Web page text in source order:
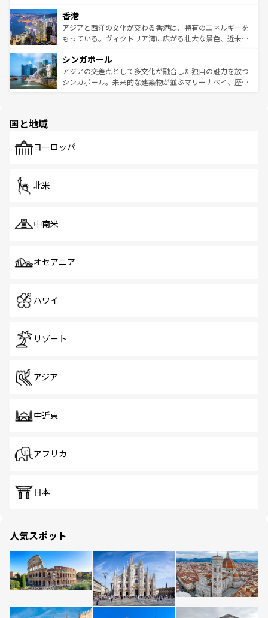
とつ。フォーやバインミー、ベトナムコーヒーなどは、ぜ
ひ現地で味わいたい。どの地域を訪れてもあたたかい人々
が旅行者を迎えてくれるので、きっと忘れられない旅にな
参照してほしい。
の活気が交差している。北部ではチェンマイなどの山岳地
帯で自然と触れ合い、南部ではプーケットやクラビの美し
いビーチでリゾート気分を楽しむことができる。タイ料理
激する。気候は一年中温暖で、どの季節にも異なる楽しみ
が待っている。親しみやすいタイの人々、仏教を中心とし
た文化、そして多様な観光資源が、訪れる旅人を魅了し続
香港
アジアと西洋の文化が交わる香港は、特有のエネルギーを
もっている。ヴィクトリア湾に広がる壮大な景色、近未来
み、どこを訪れても感動するはず。観光スポットが密集し
ており、効率よく見どころを回れるのも魅力。息をのむよ
うな絶景から文化的な体験まで、香港を存分に楽しみ尽く
シンガポール
アジアの交差点として多文化が融合した独自の魅力を放つ
シンガポール。未来的な建築物が並ぶマリーナベイ、歴史
で、ホーカーズは地元の風情を楽しめる外せないスポット
国と地域
ヨーロッパ
北米
中南米
オセアニア
ハワイ
リゾート
アジア
中近東
アフリカ
日本
人気スポット